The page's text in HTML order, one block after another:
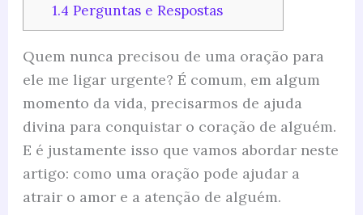
1.4 Perguntas e Respostas
Quem nunca precisou de uma oração para
ele me ligar urgente? É comum, em algum
momento da vida, precisarmos de ajuda
divina para conquistar o coração de alguém.
E é justamente isso que vamos abordar neste
artigo: como uma oração pode ajudar a
atrair o amor e a atenção de alguém.